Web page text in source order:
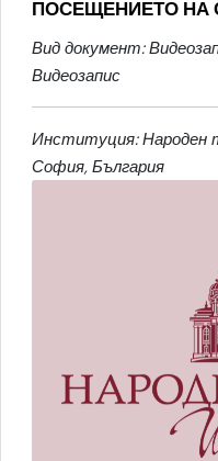
ПОСЕЩЕНИЕТО НА
Вид документ:
Видеозапис
Институция: Народен
София, България